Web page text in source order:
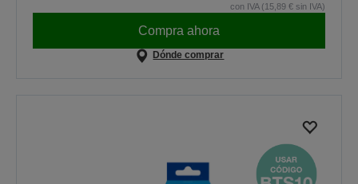
con IVA (15,89 € sin IVA)
Compra ahora
Dónde comprar